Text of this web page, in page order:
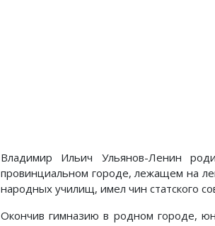
Владимир Ильич Ульянов-Ленин
провинциальном городе, лежащем на
народных училищ, имел чин статского
Окончив гимназию в родном городе,